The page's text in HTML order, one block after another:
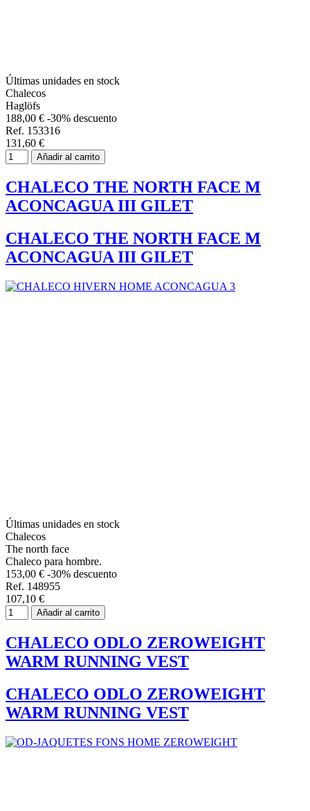
Últimas unidades en stock
Chalecos
Haglöfs
188,00 € -30% descuento
Ref. 153316
131,60 €
Añadir al carrito
CHALECO THE NORTH FACE M
ACONCAGUA III GILET
CHALECO THE NORTH FACE M
ACONCAGUA III GILET
Últimas unidades en stock
Chalecos
The north face
Chaleco para hombre.
153,00 € -30% descuento
Ref. 148955
107,10 €
Añadir al carrito
CHALECO ODLO ZEROWEIGHT
WARM RUNNING VEST
CHALECO ODLO ZEROWEIGHT
WARM RUNNING VEST